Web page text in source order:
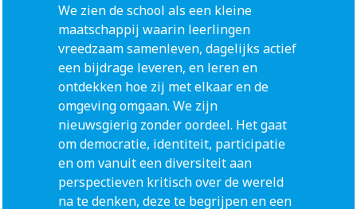
We zien de school als een kleine
maatschappij waarin leerlingen
vreedzaam samenleven, dagelijks actief
een bijdrage leveren, en leren en
ontdekken hoe zij met elkaar en de
omgeving omgaan. We zijn
nieuwsgierig zonder oordeel. Het gaat
om democratie, identiteit, participatie
en om vanuit een diversiteit aan
perspectieven kritisch over de wereld
na te denken, deze te begrijpen en een